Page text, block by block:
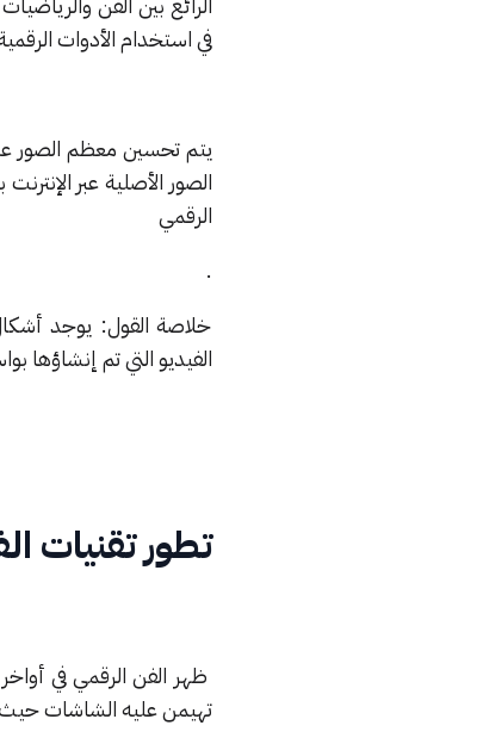
في استخدام الأدوات
يتم تحسين معظم الصور
الصور الأصلية عبر
الرقمي
.
خلاصة القول: يوجد
الفيديو التي تم إنشاؤها
تطور تقنيات
ظهر الفن الرقمي في
تهيمن عليه الشاشات